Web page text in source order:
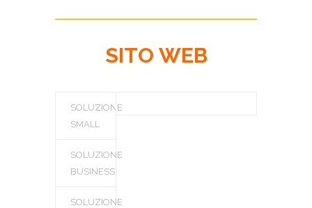
SITO WEB
SOLUZIONE
SMALL
SOLUZIONE
BUSINESS
SOLUZIONE